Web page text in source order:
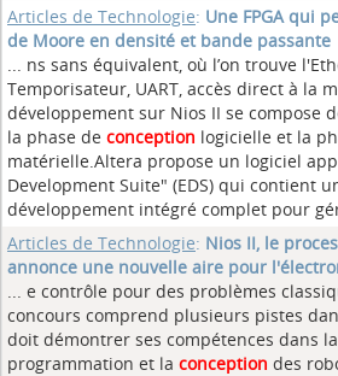
Articles de Technologie: Une FPGA qui
de Moore en densité et bande passante
... ns sans équivalent, où l’on trouve
Temporisateur, UART, accès direct à la
développement sur Nios II se compose
la phase de conception logicielle et la
matérielle.Altera propose un logiciel
Development Suite" (EDS) qui contient
développement intégré complet pour
Articles de Technologie: Nios II, le
annonce une nouvelle aire pour
... e contrôle pour des problèmes
concours comprend plusieurs pistes
doit démontrer ses compétences dans
programmation et la conception des